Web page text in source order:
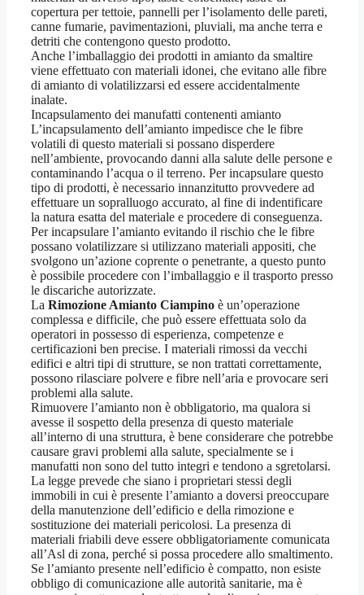
copertura per tettoie, pannelli per l’isolamento delle pareti,
canne fumarie, pavimentazioni, pluviali, ma anche terra e
detriti che contengono questo prodotto.
Anche l’imballaggio dei prodotti in amianto da smaltire
viene effettuato con materiali idonei, che evitano alle fibre
di amianto di volatilizzarsi ed essere accidentalmente
inalate.
Incapsulamento dei manufatti contenenti amianto
L’incapsulamento dell’amianto impedisce che le fibre
volatili di questo materiali si possano disperdere
nell’ambiente, provocando danni alla salute delle persone e
contaminando l’acqua o il terreno. Per incapsulare questo
tipo di prodotti, è necessario innanzitutto provvedere ad
effettuare un sopralluogo accurato, al fine di indentificare
la natura esatta del materiale e procedere di conseguenza.
Per incapsulare l’amianto evitando il rischio che le fibre
possano volatilizzare si utilizzano materiali appositi, che
svolgono un’azione coprente o penetrante, a questo punto
è possibile procedere con l’imballaggio e il trasporto presso
le discariche autorizzate.
La Rimozione Amianto Ciampino è un’operazione
complessa e difficile, che può essere effettuata solo da
operatori in possesso di esperienza, competenze e
certificazioni ben precise. I materiali rimossi da vecchi
edifici e altri tipi di strutture, se non trattati correttamente,
possono rilasciare polvere e fibre nell’aria e provocare seri
problemi alla salute.
Rimuovere l’amianto non è obbligatorio, ma qualora si
avesse il sospetto della presenza di questo materiale
all’interno di una struttura, è bene considerare che potrebbe
causare gravi problemi alla salute, specialmente se i
manufatti non sono del tutto integri e tendono a sgretolarsi.
La legge prevede che siano i proprietari stessi degli
immobili in cui è presente l’amianto a doversi preoccupare
della manutenzione dell’edificio e della rimozione e
sostituzione dei materiali pericolosi. La presenza di
materiali friabili deve essere obbligatoriamente comunicata
all’Asl di zona, perché si possa procedere allo smaltimento.
Se l’amianto presente nell’edificio è compatto, non esiste
obbligo di comunicazione alle autorità sanitarie, ma è